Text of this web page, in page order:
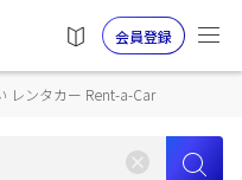
会員登録
レンタカー Rent-a-Car